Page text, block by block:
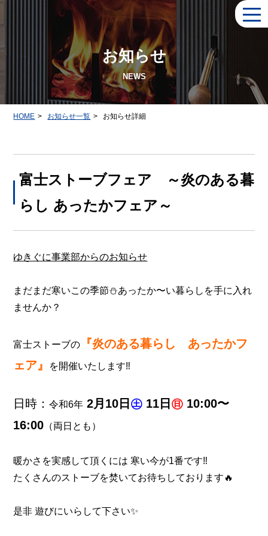
お知らせ
NEWS
HOME > お知らせ一覧 > お知らせ詳細
富士ストーブフェア ～炎のある暮
らし あったかフェア～
ゆきぐに事業部からのお知らせ
まだまだ寒いこの季節⛄あったか〜い暮らしを手に入れ
ませんか？
富士ストーブの
『炎のある暮らし あったかフ
ェア』
を開催いたします‼️
日時：令和6年 2月10日 ㊏ 11日 ㊐ 10:00〜
16:00 （両日とも）
暖かさを実感して頂くには 寒い今が1番です‼️
たくさんのストーブを焚いてお待ちしております🔥
是非 遊びにいらして下さい✨